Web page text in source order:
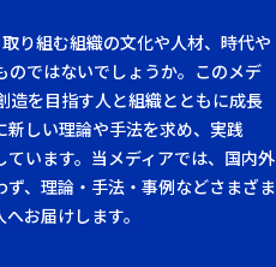
り組む組織の文化や人材、時代や
ではないでしょうか。このメデ
を目指す人と組織とともに成長
しい理論や手法を求め、実践
います。当メディアでは、国内外
、理論・手法・事例などさまざま
お届けします。